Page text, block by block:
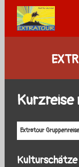
Kurzreise
Extratour